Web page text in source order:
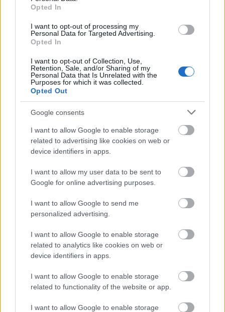
Opted In
I want to opt-out of processing my
Personal Data for Targeted Advertising.
Opted In
I want to opt-out of Collection, Use,
Retention, Sale, and/or Sharing of my
Personal Data that Is Unrelated with the
Purposes for which it was collected.
Opted Out
Google consents
I want to allow Google to enable storage
related to advertising like cookies on web or
device identifiers in apps.
I want to allow my user data to be sent to
Google for online advertising purposes.
I want to allow Google to send me
personalized advertising.
I want to allow Google to enable storage
related to analytics like cookies on web or
device identifiers in apps.
I want to allow Google to enable storage
related to functionality of the website or app.
I want to allow Google to enable storage
Paks II.: Mit jelent az 5. blokk új mérföldköve a
felülvizsgálat árnyékában?
Kecskeméten is szakirányú továbbképzésekkel erősít a